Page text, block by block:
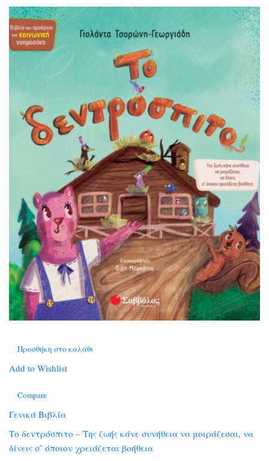
Προσθήκη στο καλάθι
Add to Wishlist
Compare
Γενικά Βιβλία
Το δεντρόσπιτο – Της ζωής κάνε συνήθεια να μοιράζεσαι, να
δίνεις σ’ όποιον χρειάζεται βοήθεια